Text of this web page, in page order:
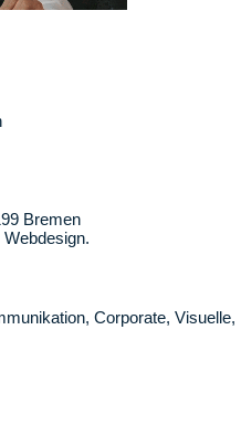
Bremen
Corporate, Visuelle,